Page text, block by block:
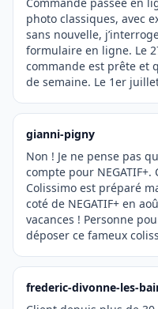
photo classiques, avec
sans nouvelle,
formulaire en ligne. Le
commande est prête et
de semaine. Le 1er
gianni-pigny
Non ! Je ne pense pas
compte pour
Colissimo est préparé
coté de NEGATIF+ en
vacances ! Personne
déposer ce fameux
frederic-divonne-les-